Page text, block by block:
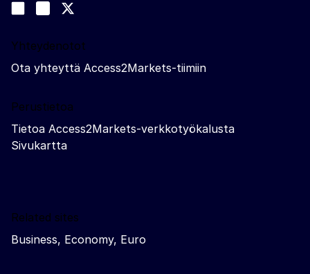
Join us on LinkedIn
Trade-Off podcast
Yhteydenotot
Ota yhteyttä Access2Markets-tiimiin
Perustietoa
Tietoa Access2Markets-verkkotyökalusta
Sivukartta
Related sites
Business, Economy, Euro